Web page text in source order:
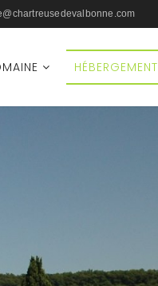
HÉBERGEMENT